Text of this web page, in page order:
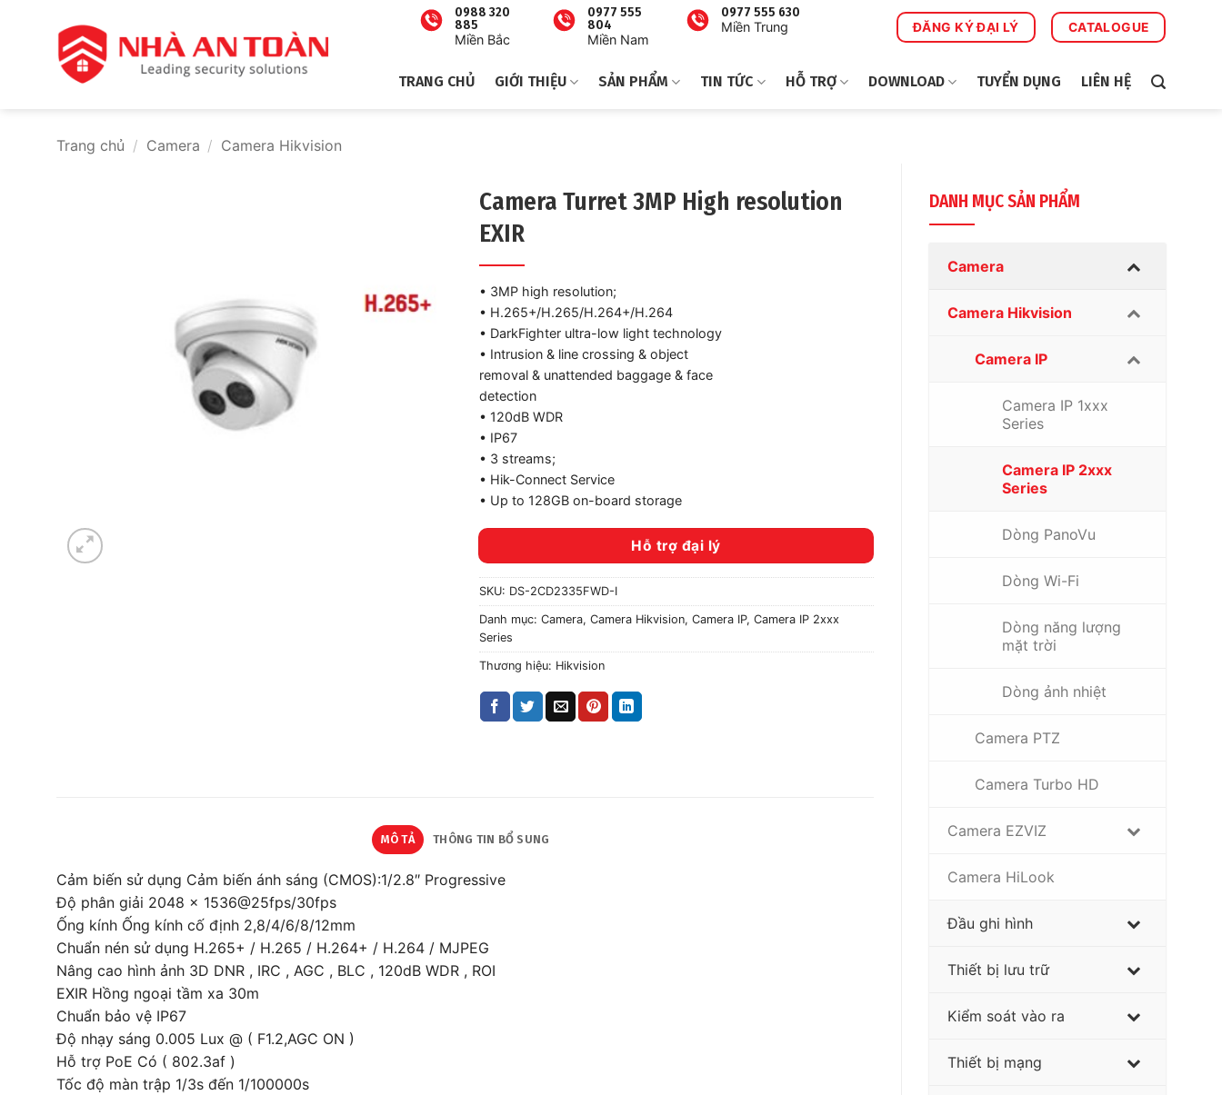
0988 320
885
Miền Bắc
0977 555
804
Miền Nam
0977 555 630
Miền Trung
ĐĂNG KÝ ĐẠI LÝ CATALOGUE
TRANG CHỦ GIỚI THIỆU SẢN PHẨM TIN TỨC HỖ TRỢ DOWNLOAD TUYỂN DỤNG LIÊN HỆ
Trang chủ / Camera / Camera Hikvision
DANH MỤC SẢN PHẨM
Camera
Camera Hikvision
Camera IP
Camera IP 1xxx
Series
Camera IP 2xxx
Series
Dòng PanoVu
Dòng Wi-Fi
Dòng năng lượng
mặt trời
Dòng ảnh nhiệt
Camera PTZ
Camera Turbo HD
Camera EZVIZ
Camera HiLook
Đầu ghi hình
Thiết bị lưu trữ
Kiểm soát vào ra
Thiết bị mạng
Camera Turret 3MP High resolution
EXIR
• 3MP high resolution;
• H.265+/H.265/H.264+/H.264
• DarkFighter ultra-low light technology
• Intrusion & line crossing & object
removal & unattended baggage & face
detection
• 120dB WDR
• IP67
• 3 streams;
• Hik-Connect Service
• Up to 128GB on-board storage
Hỗ trợ đại lý
SKU: DS-2CD2335FWD-I
Danh mục: Camera, Camera Hikvision, Camera IP, Camera IP 2xxx
Series
Thương hiệu: Hikvision
MÔ TẢ THÔNG TIN BỔ SUNG
Cảm biến sử dụng Cảm biến ánh sáng (CMOS):1/2.8″ Progressive
Độ phân giải 2048 × 1536@25fps/30fps
Ống kính Ống kính cố định 2,8/4/6/8/12mm
Chuẩn nén sử dụng H.265+ / H.265 / H.264+ / H.264 / MJPEG
Nâng cao hình ảnh 3D DNR , IRC , AGC , BLC , 120dB WDR , ROI
EXIR Hồng ngoại tầm xa 30m
Chuẩn bảo vệ IP67
Độ nhạy sáng 0.005 Lux @ ( F1.2,AGC ON )
Hỗ trợ PoE Có ( 802.3af )
Tốc độ màn trập 1/3s đến 1/100000s